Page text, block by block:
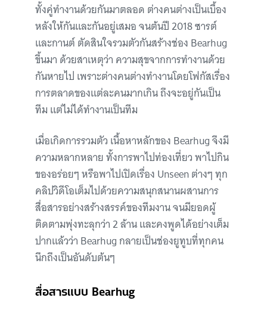
ทั้งคู่ทำงานด้วยกันมาตลอด ต่างคนต่างเป็นเบื้อง
หลังให้กันและกันอยู่เสมอ จนต้นปี 2018 ซารต์
และกานต์ ตัดสินใจรวมตัวกันสร้างช่อง Bearhug
ขึ้นมา ด้วยสาเหตุว่า ความสุขจากการทำงานด้วย
กันหายไป เพราะต่างคนต่างทำงานโดยโฟกัสเรื่อง
การตลาดของแต่ละคนมากเกิน ถึงจะอยู่กันเป็น
ทีม แต่ไม่ได้ทำงานเป็นทีม
เมื่อเกิดการรวมตัว เนื้อหาหลักของ Bearhug จึงมี
ความหลากหลาย ทั้งการพาไปท่องเที่ยว พาไปกิน
ของอร่อยๆ หรือพาไปเปิดเรื่อง Unseen ต่างๆ ทุก
คลิปวิดีโอเต็มไปด้วยความสนุกสนานผสานการ
สื่อสารอย่างสร้างสรรค์ของทีมงาน จนมียอดผู้
ติดตามพุ่งทะลุกว่า 2 ล้าน และคงพูดได้อย่างเต็ม
ปากแล้วว่า Bearhug กลายเป็นช่องยูทูบที่ทุกคน
นึกถึงเป็นอันดับต้นๆ
สื่อสารแบบ Bearhug